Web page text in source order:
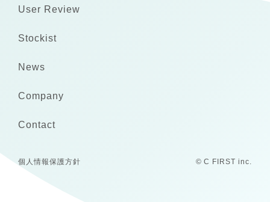
User Review
Stockist
News
Company
Contact
個人情報保護方針 © C FIRST inc.